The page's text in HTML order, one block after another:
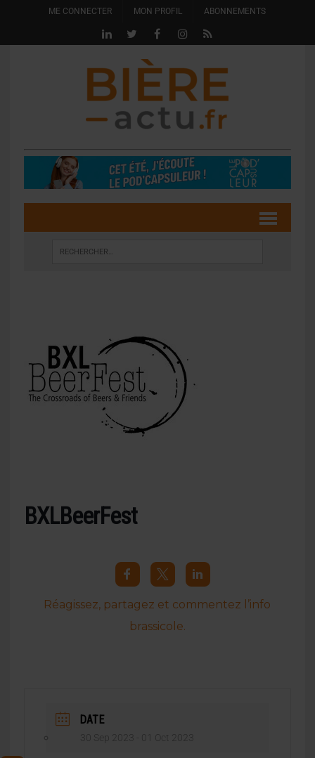
ME CONNECTER MON PROFIL ABONNEMENTS
BXLBeerFest
Réagissez, partagez et commentez l’info
brassicole.
DATE
30 Sep 2023 - 01 Oct 2023